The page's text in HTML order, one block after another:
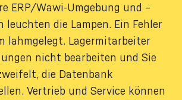
ERP/Wawi-Umgebung und –
leuchten die Lampen. Ein Fehler
lahmgelegt. Lagermitarbeiter
nicht bearbeiten und Sie
die Datenbank
Vertrieb und Service können